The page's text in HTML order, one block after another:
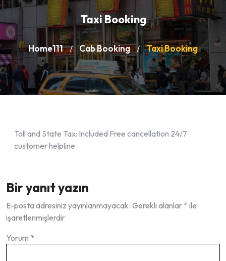
Taxi Booking
Home111 / Cab Booking / Taxi Booking
Toll and State Tax: Included Free cancellation 24/7
customer helpline
Bir yanıt yazın
E-posta adresiniz yayınlanmayacak. Gerekli alanlar *ile
işaretlenmişlerdir
Yorum *